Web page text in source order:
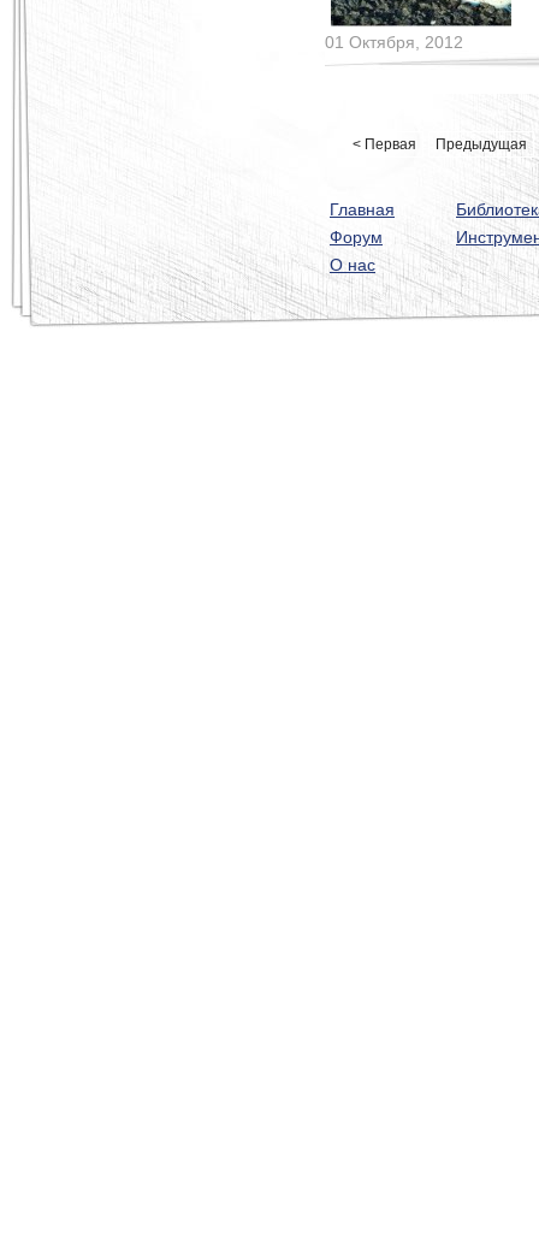
01 Октября, 2012
< Первая Предыдущая
Главная
Форум
О нас